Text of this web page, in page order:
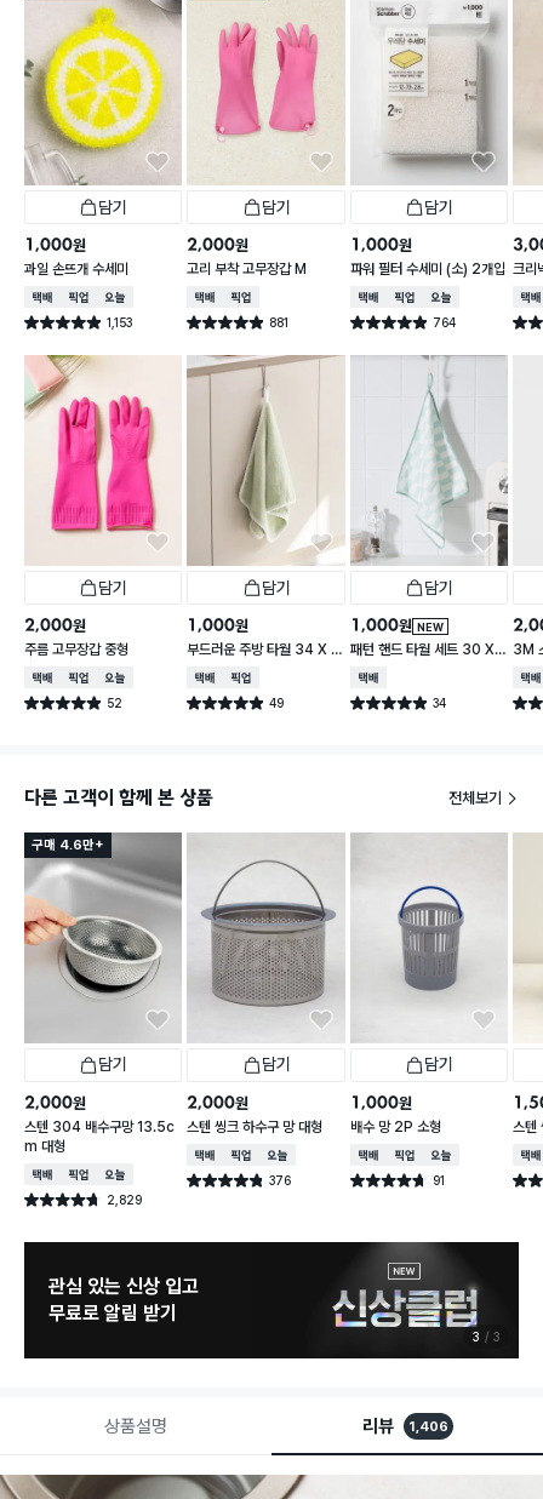
담기
1,000원
과일 손뜨개 수세미
택배배송매장픽업오늘배송
별점 4.9점 1,153
건 작성
담기
2,000원
고리 부착 고무장갑 M
택배배송매장픽업
별점 4.9점 881
건 작성
담기
1,000원
파워 필터 수세미 (소) 2개입
택배배송매장픽업오늘배송
별점 4.9점 764
건 작성
크리
주
택배
별점
담기
2,000원
주름 고무장갑 중형
택배배송매장픽업오늘배송
별점 4.9점 52
건 작성
담기
1,000원
부드러운 주방 타월 34 X 7
0 cm
택배배송매장픽업
별점 4.9점 49
건 작성
담기
NEW
1,000원
패턴 핸드 타월 세트 30 X
30 cm 3개입
택배배송
별점 4.9점 34
건 작성
3M
플
택배
별점
다른 고객이 함께 본 상품 전체보기
구매 4.6만+
담기
2,000원
스텐 304 배수구망 13.5c
m 대형
택배배송매장픽업오늘배송
별점 4.7점 2,829
건 작성
담기
2,000원
스텐 씽크 하수구 망 대형
택배배송매장픽업오늘배송
별점 4.8점 376
건 작성
담기
1,000원
배수 망 2P 소형
택배배송매장픽업오늘배송
별점 4.7점 91
건 작성
스텐
택배
별점
관심 있는 신상 입고
무료로 알림 받기
3 3
상품설명 리뷰 1,406